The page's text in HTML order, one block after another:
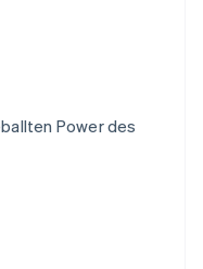
Power des